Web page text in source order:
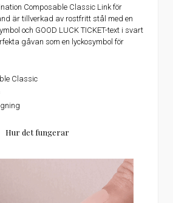
Composable Classic Link för
är tillverkad av rostfritt stål med en
och GOOD LUCK TICKET-text i svart
gåvan som en lyckosymbol för
Classic
Hur det fungerar